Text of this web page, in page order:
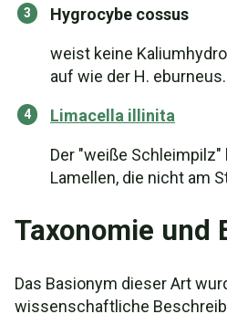
Hygrocybe cossus
weist keine
auf wie der H. eburneus.
Limacella illinita
Der "weiße
Lamellen, die nicht am
Taxonomie und
Das Basionym dieser Art
wissenschaftliche